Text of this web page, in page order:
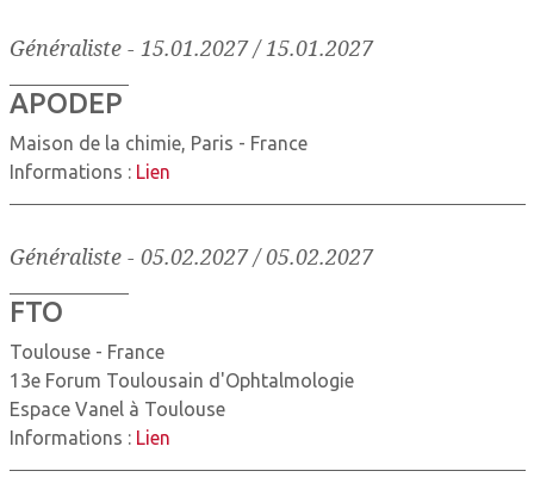
Généraliste- 15.01.2027 / 15.01.2027
APODEP
Maison de la chimie, Paris - France
Informations : Lien
Généraliste- 05.02.2027 / 05.02.2027
FTO
Toulouse - France
13e Forum Toulousain d'Ophtalmologie
Espace Vanel à Toulouse
Informations : Lien